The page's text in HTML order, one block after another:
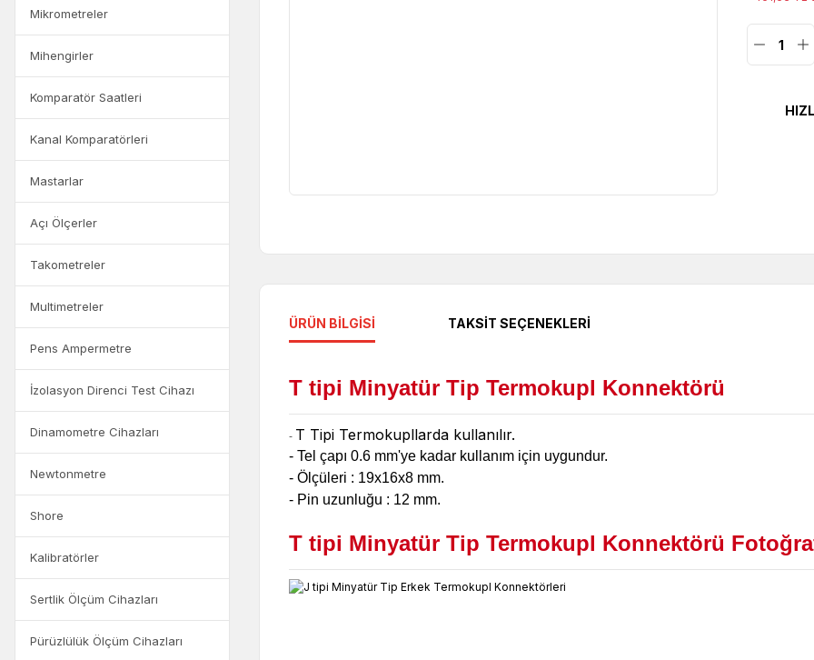
Mikrometreler
Mihengirler
Komparatör Saatleri
Kanal Komparatörleri
Mastarlar
Açı Ölçerler
Takometreler
Multimetreler
Pens Ampermetre
İzolasyon Direnci Test Cihazı
Dinamometre Cihazları
Newtonmetre
Shore
Kalibratörler
Sertlik Ölçüm Cihazları
Pürüzlülük Ölçüm Cihazları
ÜRÜN BILGISI TAKSIT SEÇENEKLERI
T tipi Minyatür Tip Termokupl Konnektörü
- T Tipi Termokupllarda kullanılır.
- Tel çapı 0.6 mm'ye kadar kullanım için uygundur.
- Ölçüleri : 19x16x8 mm.
- Pin uzunluğu : 12 mm.
T tipi Minyatür Tip Termokupl Konnektörü